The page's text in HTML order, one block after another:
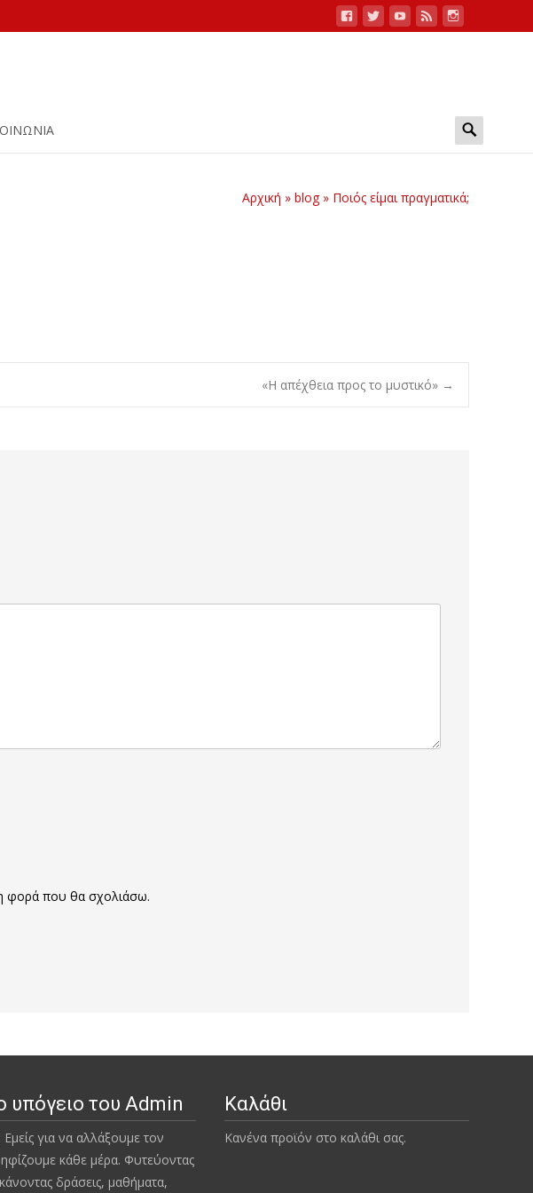
Search
for:
Αρχική » blog » Ποιός είμαι πραγματικά;
«Η απέχθεια προς το μυστικό» →
φορά που θα σχολιάσω.
υπόγειο του Admin
Εμείς για να αλλάξουμε τον
κάθε μέρα. Φυτεύοντας
δράσεις, μαθήματα,
Καλάθι
Κανένα προϊόν στο καλάθι σας.